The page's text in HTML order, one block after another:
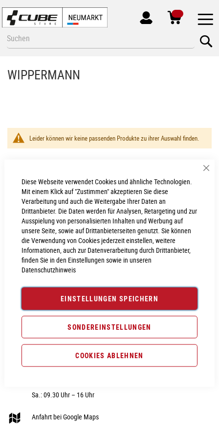
Diese Webseite verwendet Cookies und ähnliche Technologien.
Mit einem Klick auf "Zustimmen" akzeptieren Sie diese
Verarbeitung und auch die Weitergabe Ihrer Daten an
Drittanbieter. Die Daten werden für Analysen, Retargeting und zur
Ausspielung von personalisierten Inhalten und Werbung auf
unsere Seite, sowie auf Drittanbieterseiten genutzt. Sie können
die Verwendung von Cookies jederzeit einstellen, weitere
Informationen, auch zur Datenverarbeitung durch Drittanbieter,
finden Sie in den Einstellungen sowie in unseren
Datenschutzhinweis
EINSTELLUNGEN SPEICHERN
SONDEREINSTELLUNGEN
COOKIES ABLEHNEN
MEIN
KONTO
WIPPERMANN
Leider können wir keine passenden Produkte zu ihrer Auswahl finden.
Neumarkt - Newsletter
Anmelden
CUBE STORE NEUMARKT
Nürnberger Str. 28
92318 Neumarkt i.d.OPf
09181 - 40606 0
E-Mail:webshop@cube-store-
Hier unsere Öffnungszeiten:
Sa.: 09.30 Uhr – 16 Uhr
Anfahrt bei Google Maps
E-Bike
Fahrradzubehör
Sale